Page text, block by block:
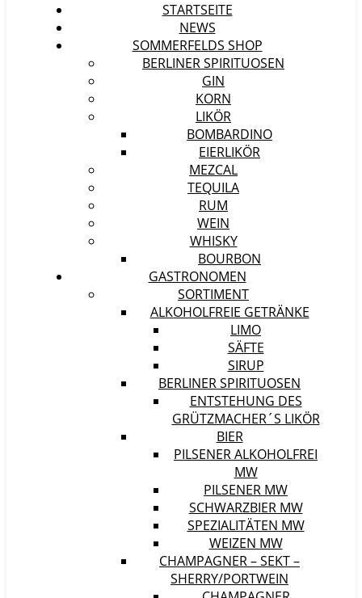
STARTSEITE
NEWS
SOMMERFELDS SHOP
BERLINER SPIRITUOSEN
GIN
KORN
LIKÖR
BOMBARDINO
EIERLIKÖR
MEZCAL
TEQUILA
RUM
WEIN
WHISKY
BOURBON
GASTRONOMEN
SORTIMENT
ALKOHOLFREIE GETRÄNKE
LIMO
SÄFTE
SIRUP
BERLINER SPIRITUOSEN
ENTSTEHUNG DES
GRÜTZMACHER´S LIKÖR
BIER
PILSENER ALKOHOLFREI
MW
PILSENER MW
SCHWARZBIER MW
SPEZIALITÄTEN MW
WEIZEN MW
CHAMPAGNER – SEKT –
SHERRY/PORTWEIN